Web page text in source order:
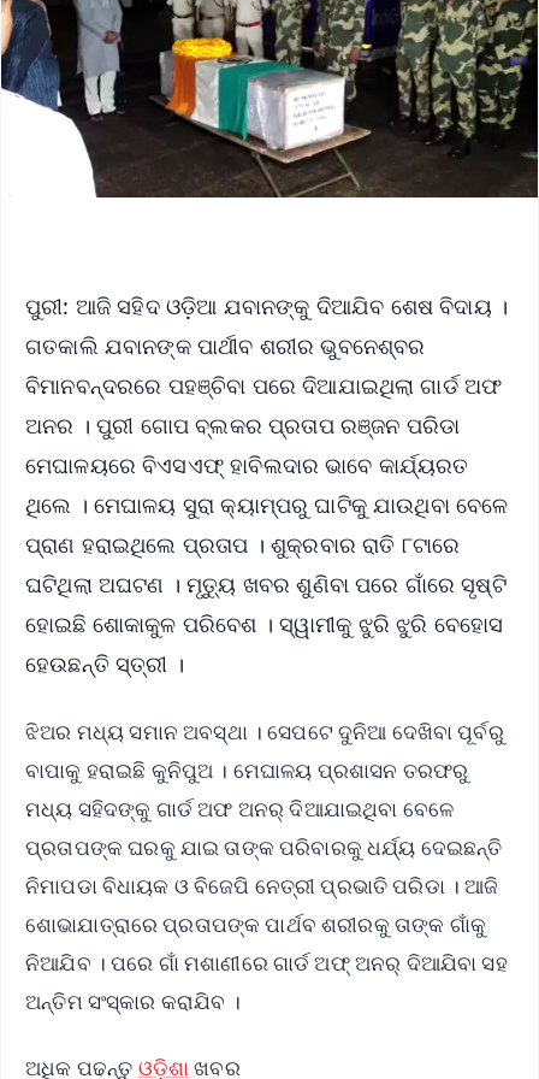
ପୁରୀ: ଆଜି ସହିଦ ଓଡ଼ିଆ ଯବାନଙ୍କୁ ଦିଆଯିବ ଶେଷ ବିଦାୟ ।
ଗତକାଲି ଯବାନଙ୍କ ପାର୍ଥୀବ ଶରୀର ଭୁବନେଶ୍ବର
ବିମାନବନ୍ଦରରେ ପହଞ୍ଚିବା ପରେ ଦିଆଯାଇଥିଲା ଗାର୍ଡ ଅଫ
ଅନର । ପୁରୀ ଗୋପ ବ୍ଲକର ପ୍ରତାପ ରଞ୍ଜନ ପରିଡା
ମେଘାଳୟରେ ବିଏସଏଫ୍ ହାବିଲଦାର ଭାବେ କାର୍ଯ୍ୟରତ
ଥିଲେ । ମେଘାଳୟ ସୁରା କ୍ୟାମ୍ପରୁ ଘାଟିକୁ ଯାଉଥିବା ବେଳେ
ପ୍ରାଣ ହରାଇଥିଲେ ପ୍ରତାପ । ଶୁକ୍ରବାର ରାତି ୮ଟାରେ
ଘଟିଥିଲା ଅଘଟଣ । ମୃତ୍ୟୁ ଖବର ଶୁଣିବା ପରେ ଗାଁରେ ସୃଷ୍ଟି
ହୋଇଛି ଶୋକାକୁଳ ପରିବେଶ । ସ୍ୱାମୀକୁ ଝୁରି ଝୁରି ବେହୋସ
ହେଉଛନ୍ତି ସ୍ତ୍ରୀ ।
ଝିଅର ମଧ୍ୟ ସମାନ ଅବସ୍ଥା । ସେପଟେ ଦୁନିଆ ଦେଖିବା ପୂର୍ବରୁ
ବାପାକୁ ହରାଇଛି କୁନିପୁଅ । ମେଘାଳୟ ପ୍ରଶାସନ ତରଫରୁ
ମଧ୍ୟ ସହିଦଙ୍କୁ ଗାର୍ଡ ଅଫ ଅନର୍ ଦିଆଯାଇଥିବା ବେଳେ
ପ୍ରତାପଙ୍କ ଘରକୁ ଯାଇ ତାଙ୍କ ପରିବାରକୁ ଧର୍ଯ୍ୟ ଦେଇଛନ୍ତି
ନିମାପଡା ବିଧାୟକ ଓ ବିଜେପି ନେତ୍ରୀ ପ୍ରଭାତି ପରିଡା । ଆଜି
ଶୋଭାଯାତ୍ରାରେ ପ୍ରତାପଙ୍କ ପାର୍ଥବ ଶରୀରକୁ ତାଙ୍କ ଗାଁକୁ
ନିଆଯିବ । ପରେ ଗାଁ ମଶାଣୀରେ ଗାର୍ଡ ଅଫ୍ ଅନର୍ ଦିଆଯିବା ସହ
ଅନ୍ତିମ ସଂସ୍କାର କରାଯିବ ।
ଅଧିକ ପଢନ୍ତୁ ଓଡ଼ିଶା ଖବର